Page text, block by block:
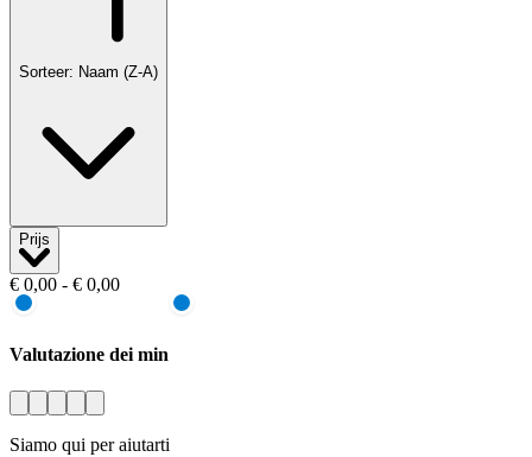
Sorteer: Naam (Z-A)
Prijs
€ 0,00 - € 0,00
Valutazione dei min
Siamo qui per aiutarti